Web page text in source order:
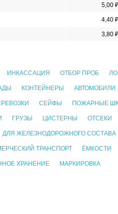
5,00 ₽
4,40 ₽
3,80 ₽
ИНКАССАЦИЯ ОТБОР ПРОБ
КОНТЕЙНЕРЫ АВТОМОБИЛИ
СЕЙФЫ ПОЖАРНЫЕ
ГРУЗЫ ЦИСТЕРНЫ ОТСЕКИ
ДЛЯ ЖЕЛЕЗНОДОРОЖНОГО СОСТАВА
ТРАНСПОРТ ЁМКОСТИ
ХРАНЕНИЕ МАРКИРОВКА